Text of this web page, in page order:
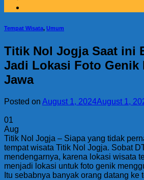
Tempat Wisata, Umum
Titik Nol Jogja Saat ini
Jadi Lokasi Foto Genik
Jawa
Posted on August 1, 2024August 1,
01
Aug
Titik Nol Jogja – Siapa yang tidak
tempat wisata Titik Nol Jogja. Sobat
mendengarnya, karena lokasi wisata
menjadi lokasi untuk foto genik
Itu sebabnya banyak orang datang ke